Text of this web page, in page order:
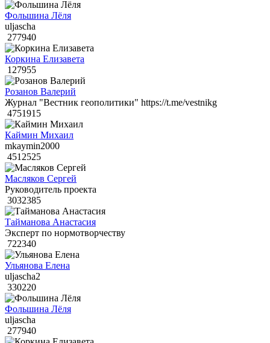
Фольшина Лёля
uljascha
277940
Коркина Елизавета
127955
Розанов Валерий
Журнал "Вестник геополитики" https://t.me/vestnikg
4751915
Каймин Михаил
mkaymin2000
4512525
Масляков Сергей
Руководитель проекта
3032385
Тайманова Анастасия
Эксперт по нормотворчеству
722340
Ульянова Елена
uljascha2
330220
Фольшина Лёля
uljascha
277940